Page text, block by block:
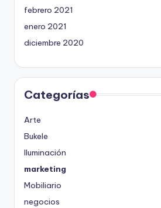
febrero 2021
enero 2021
diciembre 2020
Categorías
Arte
Bukele
Iluminación
marketing
Mobiliario
negocios